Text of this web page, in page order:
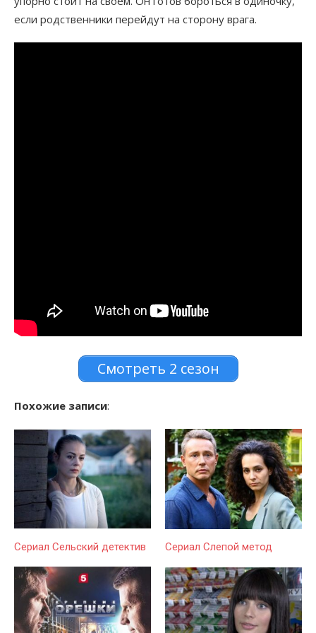
если родственники перейдут на сторону врага.
Смотреть 2 сезон
Похожие записи:
Сериал Сельский детектив Сериал Слепой метод